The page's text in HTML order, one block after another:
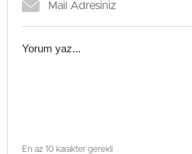
En az 10 karakter gerekli